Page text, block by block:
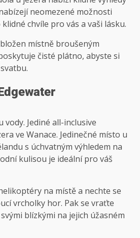
neomezené možnosti
chvíle pro vás a vaši lásku.
místně broušeným
čisté plátno, abyste si
vody. Jediné all-inclusive
ve Wanace. Jedinečné místo u
s úchvatným výhledem na
kulisou je ideální pro váš
na místě a nechte se
vrcholky hor. Pak se vraťte
blízkými na jejich úžasném